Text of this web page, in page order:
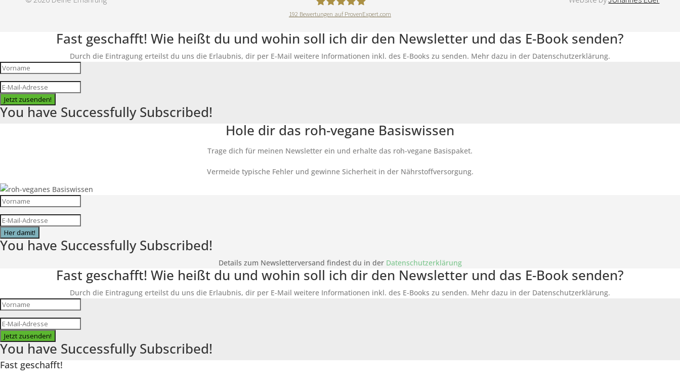
DeineErnährungAkademie
192 Bewertungen auf ProvenExpert.com
Fast geschafft! Wie heißt du und wohin soll ich dir den Newsletter und das E-Book senden?
Durch die Eintragung erteilst du uns die Erlaubnis, dir per E-Mail weitere Informationen inkl. des E-Books zu senden. Mehr dazu in der Datenschutzerklärung.
Jetzt zusenden!
You have Successfully Subscribed!
Hole dir das roh-vegane Basiswissen
Trage dich für meinen Newsletter ein und erhalte das roh-vegane Basispaket.
Vermeide typische Fehler und gewinne Sicherheit in der Nährstoffversorgung.
Her damit!
You have Successfully Subscribed!
Details zum Newsletterversand findest du in der Datenschutzerklärung
Fast geschafft! Wie heißt du und wohin soll ich dir den Newsletter und das E-Book senden?
Durch die Eintragung erteilst du uns die Erlaubnis, dir per E-Mail weitere Informationen inkl. des E-Books zu senden. Mehr dazu in der Datenschutzerklärung.
Jetzt zusenden!
You have Successfully Subscribed!
Fast geschafft!